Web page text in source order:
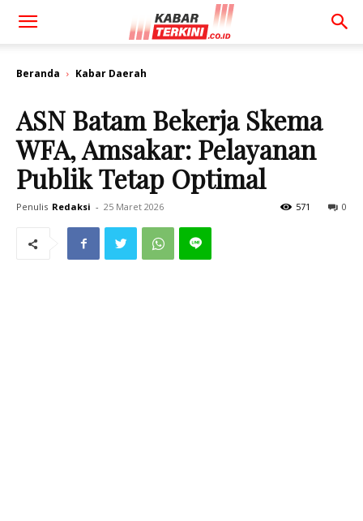
Beranda Kabar Daerah
ASN Batam Bekerja Skema
WFA, Amsakar: Pelayanan
Publik Tetap Optimal
Penulis Redaksi - 25 Maret 2026 0
571